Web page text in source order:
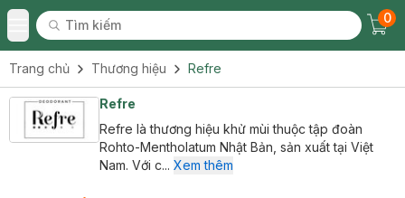
Toggle Menu
Tìm kiếm
Tìm kiếm
0
Trang chủ Thương hiệu Refre
Refre
Refre là thương hiệu khử mùi thuộc tập đoàn
Rohto-Mentholatum Nhật Bản, sản xuất tại Việt
Nam. Với c... Xem thêm